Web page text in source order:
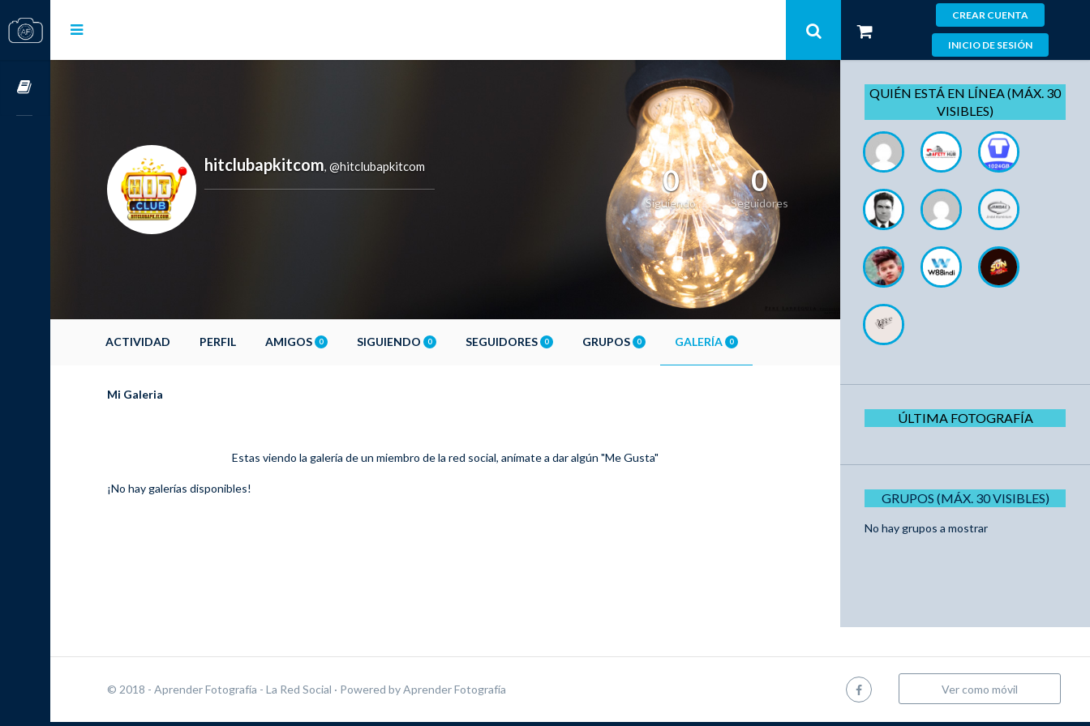
CREAR CUENTA
INICIO DE SESIÓN
hitclubapkitcom, @hitclubapkitcom 0
Siguiendo
0
Seguidores
ACTIVIDAD PERFIL AMIGOS 0 SIGUIENDO 0 SEGUIDORES 0 GRUPOS 0 GALERÍA 0
Mi Galeria
Estas viendo la galería de un miembro de la red social, anímate a dar algún "Me Gusta"
¡No hay galerías disponibles!
QUIÉN ESTÁ EN LÍNEA (MÁX. 30
VISIBLES)
ÚLTIMA FOTOGRAFÍA
GRUPOS (MÁX. 30 VISIBLES)
No hay grupos a mostrar
© 2018 - Aprender Fotografía - La Red Social · Powered byAprender Fotografía